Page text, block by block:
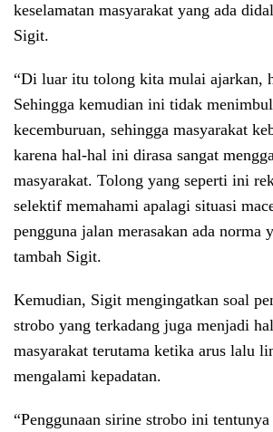
keselamatan masyarakat yang ada
Sigit.
“Di luar itu tolong kita mulai ajarkan,
Sehingga kemudian ini tidak
kecemburuan, sehingga masyarakat
karena hal-hal ini dirasa sangat
masyarakat. Tolong yang seperti ini
selektif memahami apalagi situasi
pengguna jalan merasakan ada norma
tambah Sigit.
Kemudian, Sigit mengingatkan soal
strobo yang terkadang juga menjadi
masyarakat terutama ketika arus lalu
mengalami kepadatan.
“Penggunaan sirine strobo ini